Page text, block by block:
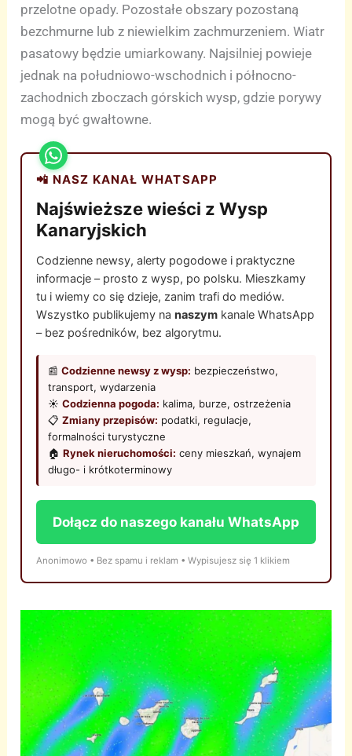
przelotne opady. Pozostałe obszary pozostaną
bezchmurne lub z niewielkim zachmurzeniem. Wiatr
pasatowy będzie umiarkowany. Najsilniej powieje
jednak na południowo-wschodnich i północno-
zachodnich zboczach górskich wysp, gdzie porywy
mogą być gwałtowne.
📲 NASZ KANAŁ WHATSAPP
Najświeższe wieści z Wysp
Kanaryjskich
Codzienne newsy, alerty pogodowe i praktyczne
informacje – prosto z wysp, po polsku. Mieszkamy
tu i wiemy co się dzieje, zanim trafi do mediów.
Wszystko publikujemy nanaszym kanale WhatsApp
– bez pośredników, bez algorytmu.
📰Codzienne newsy z wysp: bezpieczeństwo,
transport, wydarzenia
☀️Codzienna pogoda: kalima, burze, ostrzeżenia
📋Zmiany przepisów: podatki, regulacje,
formalności turystyczne
🏠Rynek nieruchomości: ceny mieszkań, wynajem
długo- i krótkoterminowy
Dołącz do naszego kanału WhatsApp
Anonimowo • Bez spamu i reklam • Wypisujesz się 1 klikiem